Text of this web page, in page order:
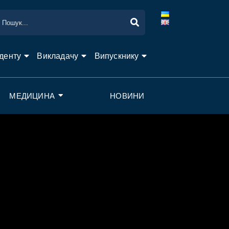
Викладачу Випускнику
МЕДИЦИНА НОВИНИ